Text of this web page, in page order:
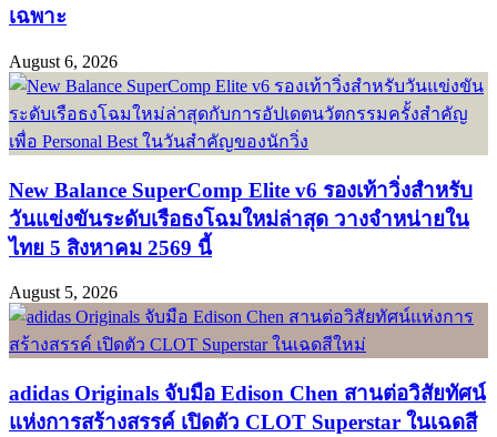
เฉพาะ
August 6, 2026
New Balance SuperComp Elite v6 รองเท้าวิ่งสำหรับ
วันแข่งขันระดับเรือธงโฉมใหม่ล่าสุด วางจำหน่ายใน
ไทย 5 สิงหาคม 2569 นี้
August 5, 2026
adidas Originals จับมือ Edison Chen สานต่อวิสัยทัศน์
แห่งการสร้างสรรค์ เปิดตัว CLOT Superstar ในเฉดสี